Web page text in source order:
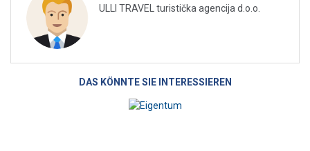
ULLI TRAVEL turistička agencija d.o.o.
DAS KÖNNTE SIE INTERESSIEREN